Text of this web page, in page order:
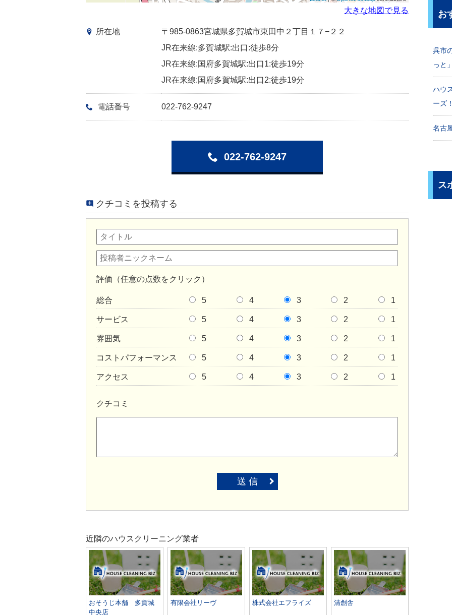
大きな地図で見る
所在地
〒985-0863宮城県多賀城市東田中２丁目１７−２２
JR在来線:多賀城駅:出口:徒歩8分
JR在来線:国府多賀城駅:出口1:徒歩19分
JR在来線:国府多賀城駅:出口2:徒歩19分
電話番号 022-762-9247
022-762-9247
クチコミを投稿する
評価（任意の点数をクリック）
総合 5 4 3 2 1
サービス 5 4 3 2 1
雰囲気 5 4 3 2 1
コストパフォーマンス 5 4 3 2 1
アクセス 5 4 3 2 1
クチコミ
送 信
近隣のハウスクリーニング業者
おそうじ本舗 多賀城
中央店
有限会社リーヴ 株式会社エフライズ 清創舎
お
呉市
っと」
ハウ
ーズ！
名古
ス